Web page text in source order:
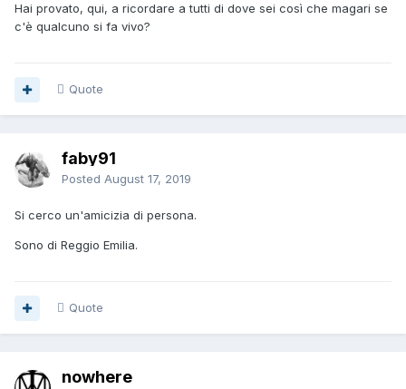
Hai provato, qui, a ricordare a tutti di dove sei così che magari se
c'è qualcuno si fa vivo?
Quote
faby91
Posted August 17, 2019
Si cerco un'amicizia di persona.
Sono di Reggio Emilia.
Quote
nowhere